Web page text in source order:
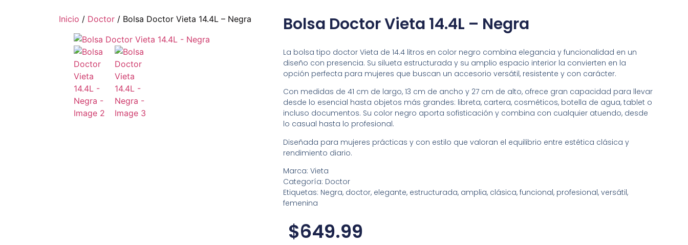
Inicio / Doctor / Bolsa Doctor Vieta 14.4L – Negra Bolsa Doctor Vieta 14.4L – Negra
La bolsa tipo doctor Vieta de 14.4 litros en color negro combina elegancia y funcionalidad en un
diseño con presencia. Su silueta estructurada y su amplio espacio interior la convierten en la
opción perfecta para mujeres que buscan un accesorio versátil, resistente y con carácter.
Con medidas de 41 cm de largo, 13 cm de ancho y 27 cm de alto, ofrece gran capacidad para llevar
desde lo esencial hasta objetos más grandes: libreta, cartera, cosméticos, botella de agua, tablet o
incluso documentos. Su color negro aporta sofisticación y combina con cualquier atuendo, desde
lo casual hasta lo profesional.
Diseñada para mujeres prácticas y con estilo que valoran el equilibrio entre estética clásica y
rendimiento diario.
Marca: Vieta
Categoría: Doctor
Etiquetas: Negra, doctor, elegante, estructurada, amplia, clásica, funcional, profesional, versátil,
femenina
$649.99